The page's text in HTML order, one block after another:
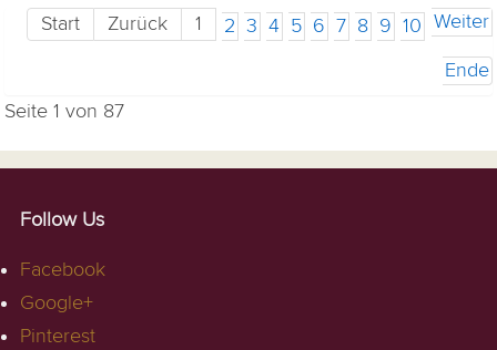
Start Zurück 1 2 3 4 5 6 7 8 9 10 Weiter
Ende
Seite 1 von 87
Follow Us
Facebook
Google+
Pinterest